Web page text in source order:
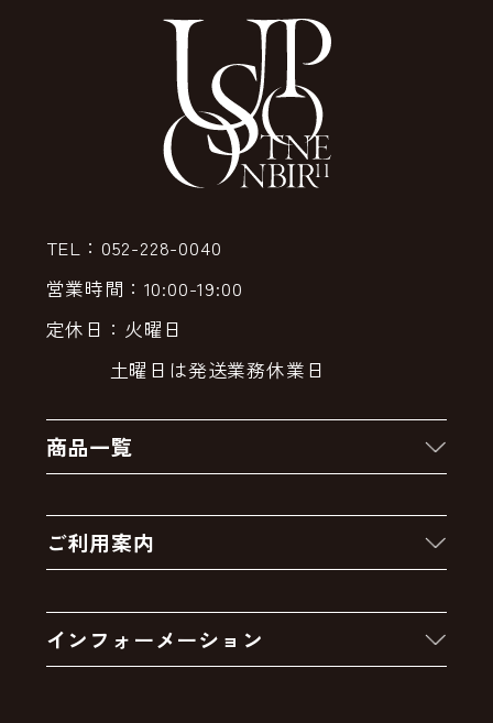
TEL：052-228-0040
営業時間：10:00-19:00
定休日：火曜日
土曜日は発送業務休業日
商品一覧
クーポン
卸販売・大量注文
アウトレットセール
ご利用案内
お支払いについて
インフォーメーション